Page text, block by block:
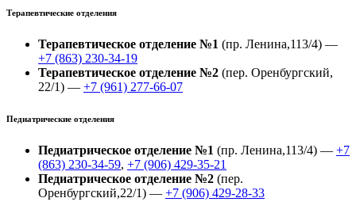
Терапевтические отделения
Терапевтическое отделение №1 (пр. Ленина,113/4) —
+7 (863) 230-34-19
Терапевтическое отделение №2 (пер. Оренбургский,
22/1) — +7 (961) 277-66-07
Педиатрические отделения
Педиатрическое отделение №1 (пр. Ленина,113/4) — +7
(863) 230-34-59, +7 (906) 429-35-21
Педиатрическое отделение №2 (пер.
Оренбургский,22/1) — +7 (906) 429-28-33